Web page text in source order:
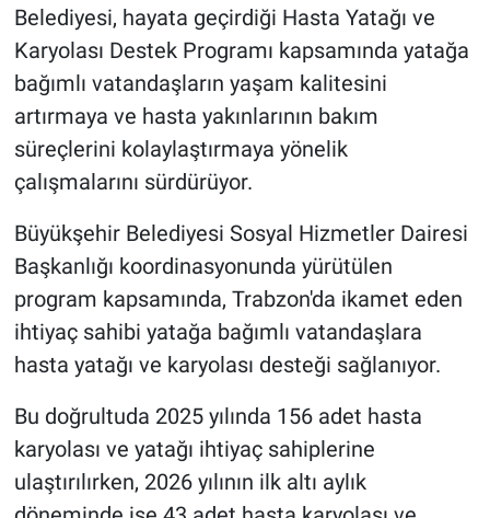
Belediyesi, hayata geçirdiği Hasta Yatağı ve
Karyolası Destek Programı kapsamında yatağa
bağımlı vatandaşların yaşam kalitesini
artırmaya ve hasta yakınlarının bakım
süreçlerini kolaylaştırmaya yönelik
çalışmalarını sürdürüyor.
Büyükşehir Belediyesi Sosyal Hizmetler Dairesi
Başkanlığı koordinasyonunda yürütülen
program kapsamında, Trabzon'da ikamet eden
ihtiyaç sahibi yatağa bağımlı vatandaşlara
hasta yatağı ve karyolası desteği sağlanıyor.
Bu doğrultuda 2025 yılında 156 adet hasta
karyolası ve yatağı ihtiyaç sahiplerine
ulaştırılırken, 2026 yılının ilk altı aylık